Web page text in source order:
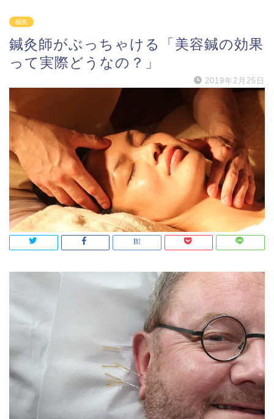
鍼灸
鍼灸師がぶっちゃける「美容鍼の効果
って実際どうなの？」
2019年2月25日